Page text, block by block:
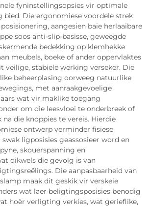
fyninstellingsopsies vir optimale
Die ergonomiese voordele strek
aangesien baie herlaaibare
soos anti-slip-basisse, geweegde
bedekking op klemhekke
meubels, boeke of ander oppervlaktes
veilige, stabiele werking verseker. Die
beheerplasing oorweeg natuurlike
met aanraakgevoelige
wat vir maklike toegang
om die leesvloei te onderbreek of
die knoppies te vereis. Hierdie
ontwerp verminder fisiese
ligposisies geassosieer word en
skouerspanning en
dikwels die gevolg is van
Die aanpasbaarheid van
maak dit geskik vir verskeie
wat laer beligtingsposisies benodig
hoër verligting verkies, wat gerieflike,